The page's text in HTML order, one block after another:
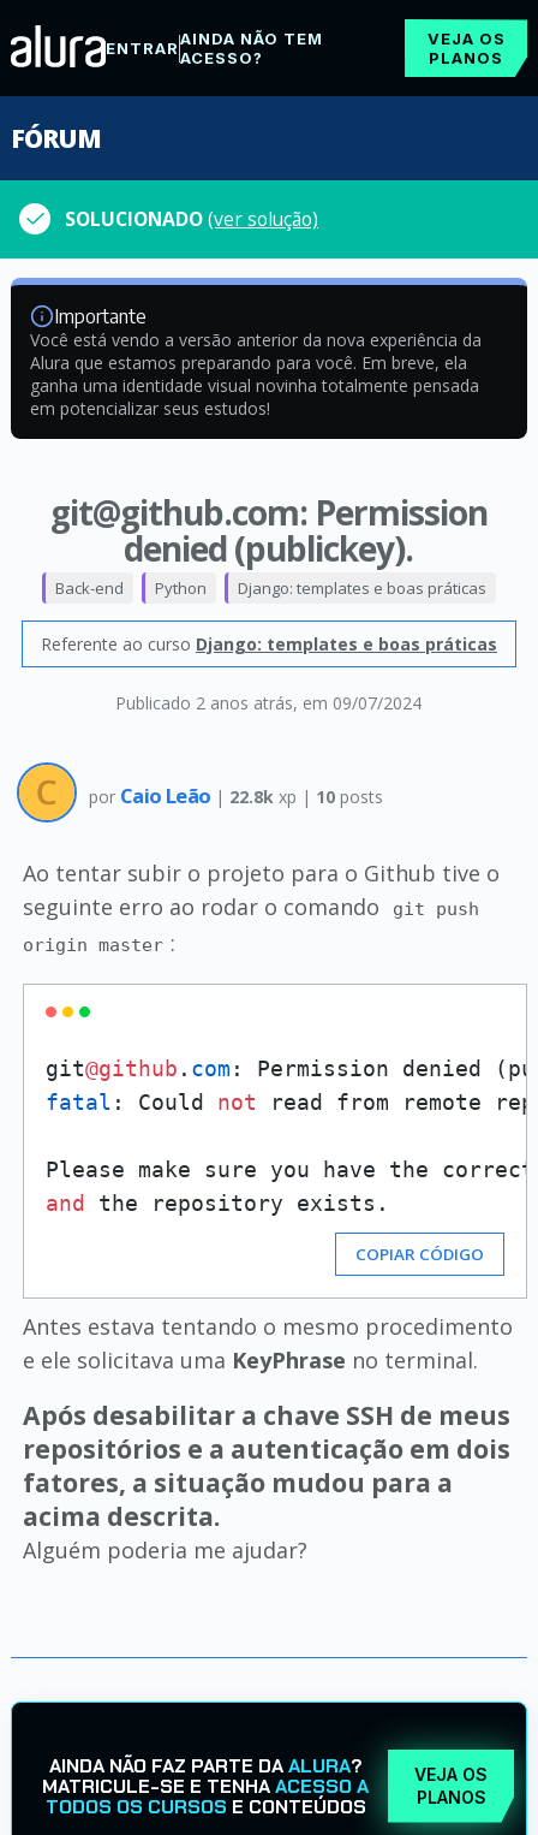
ENTRARAINDA NÃO TEM
ACESSO?
VEJA OS
PLANOS
FÓRUM
SOLUCIONADO(ver solução)
Importante
Você está vendo a versão anterior da nova experiência da
Alura que estamos preparando para você. Em breve, ela
ganha uma identidade visual novinha totalmente pensada
em potencializar seus estudos!
git@github.com: Permission
denied (publickey).
Publicado 2 anos atrás, em 09/07/2024
Back-end Python Django: templates e boas práticas
Referente ao curso Django: templates e boas práticas
por Caio Leão | 22.8k xp | 10posts
Ao tentar subir o projeto para o Github tive o
seguinte erro ao rodar o comando
git push
origin master :
git@github . com
fatal : Could not read from remote
and
COPIAR CÓDIGO
Antes estava tentando o mesmo procedimento
e ele solicitava uma KeyPhrase no terminal.
Após desabilitar a chave SSH de meus
repositórios e a autenticação em dois
fatores, a situação mudou para a
acima descrita.
Alguém poderia me ajudar?
AINDA NÃO FAZ PARTE DAALURA?
MATRICULE-SE E TENHAACESSO A
TODOS OS CURSOS E CONTEÚDOS
VEJA OS
PLANOS